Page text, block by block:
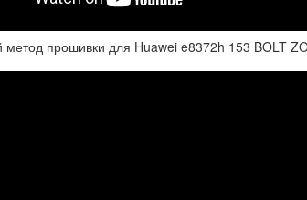
метод прошивки для Huawei e8372h 153 BOLT